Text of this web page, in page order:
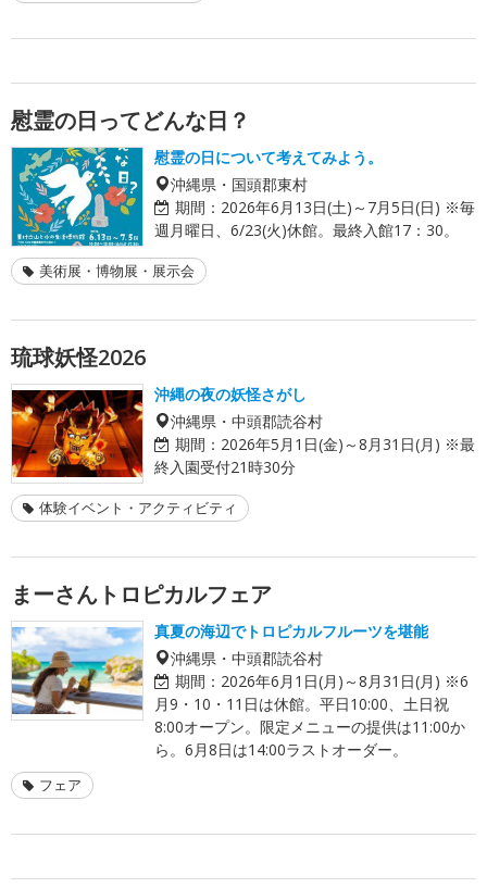
慰霊の日ってどんな日？
慰霊の日について考えてみよう。
沖縄県・国頭郡東村
期間： 2026年6月13日(土)～7月5日(日) ※毎
週月曜日、6/23(火)休館。最終入館17：30。
美術展・博物展・展示会
琉球妖怪2026
沖縄の夜の妖怪さがし
沖縄県・中頭郡読谷村
期間： 2026年5月1日(金)～8月31日(月) ※最
終入園受付21時30分
体験イベント・アクティビティ
まーさんトロピカルフェア
真夏の海辺でトロピカルフルーツを堪能
沖縄県・中頭郡読谷村
期間： 2026年6月1日(月)～8月31日(月) ※6
月9・10・11日は休館。平日10:00、土日祝
8:00オープン。限定メニューの提供は11:00か
ら。6月8日は14:00ラストオーダー。
フェア